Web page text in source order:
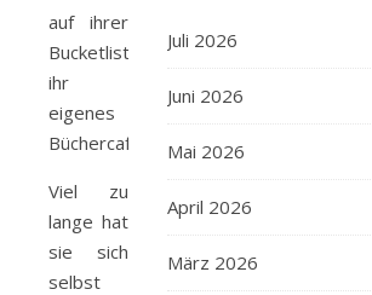
auf ihrer
Bucketlist:
ihr
eigenes
Büchercafé.
Viel zu
lange hat
sie sich
selbst
Juli 2026
Juni 2026
Mai 2026
April 2026
März 2026